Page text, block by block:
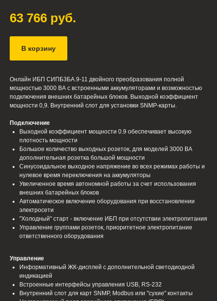
63 766 руб.
В корзину
Онлайн ИБП СИПБ3БА.9-11 двойного преобразования полной
мощностью 3000 ВА с встроенными аккумуляторами и возможностью
подключения внешних батарейных блоков. Выходной коэффициент
мощности 0,9. Внутренний слот для установки SNMP-карты.
Подключение
Выходной коэффициент мощности 0.9 обеспечивает высокую
плотность мощности
Большое количество выходных розеток, для моделей 3000 ВА
дополнительная розетка большой мощности
Синусоидальное выходное напряжение во всех режимах работы и
нулевое время переключения на аккумуляторы
Увеличенное время автономной работы за счет использования
внешних батарейных блоков
Автоматическое включение оборудования при восстановлении
электросети
"Холодный" старт - включение ИБП при отсутствии электропитания
Управление группами розеток, приоритетное электропитание
ответственного оборудования
Управление
Информативный ЖК-дисплей с дополнительной светодиодной
индикацией
Встроенные интерфейсы управления USB, RS-232
Внутренний слот для карт SNMP, Modbus или "сухие" контакты